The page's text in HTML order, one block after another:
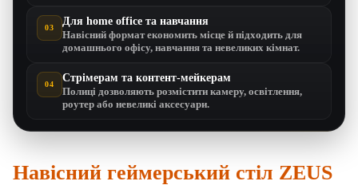
03
Для home office та навчання
Навісний формат економить місце й підходить для
домашнього офісу, навчання та невеликих кімнат.
04
Стрімерам та контент-мейкерам
Полиці дозволяють розмістити камеру, освітлення,
роутер або невеликі аксесуари.
Навісний геймерський стіл ZEUS